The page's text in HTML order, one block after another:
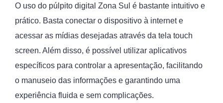
O uso do púlpito digital Zona Sul é bastante intuitivo e
prático. Basta conectar o dispositivo à internet e
acessar as mídias desejadas através da tela touch
screen. Além disso, é possível utilizar aplicativos
específicos para controlar a apresentação, facilitando
o manuseio das informações e garantindo uma
experiência fluida e sem complicações.